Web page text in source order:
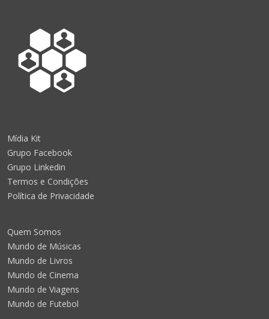
Mídia Kit
Grupo Facebook
Grupo Linkedin
Termos e Condições
Política de Privacidade
Quem Somos
Mundo de Músicas
Mundo de Livros
Mundo de Cinema
Mundo de Viagens
Mundo de Futebol